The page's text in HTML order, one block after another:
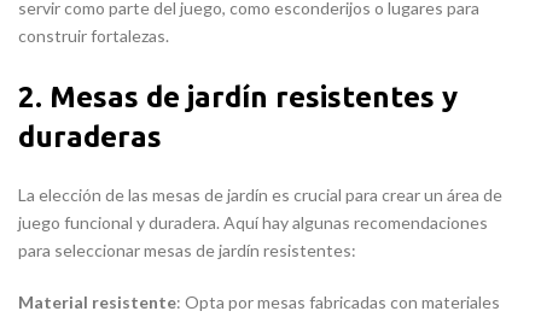
servir como parte del juego, como esconderijos o lugares para
construir fortalezas.
2. Mesas de jardín resistentes y
duraderas
La elección de las mesas de jardín es crucial para crear un área de
juego funcional y duradera. Aquí hay algunas recomendaciones
para seleccionar mesas de jardín resistentes:
Material resistente: Opta por mesas fabricadas con materiales